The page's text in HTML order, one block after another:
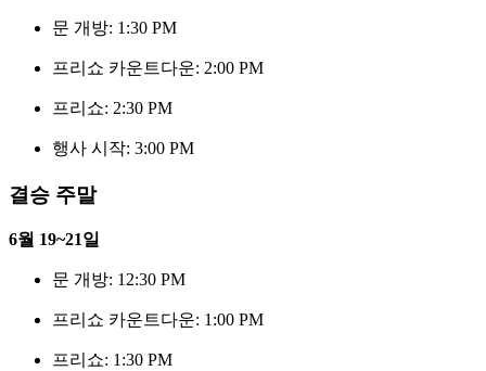
문 개방: 1:30 PM
프리쇼 카운트다운: 2:00 PM
프리쇼: 2:30 PM
행사 시작: 3:00 PM
결승 주말
6월 19~21일
문 개방: 12:30 PM
프리쇼 카운트다운: 1:00 PM
프리쇼: 1:30 PM